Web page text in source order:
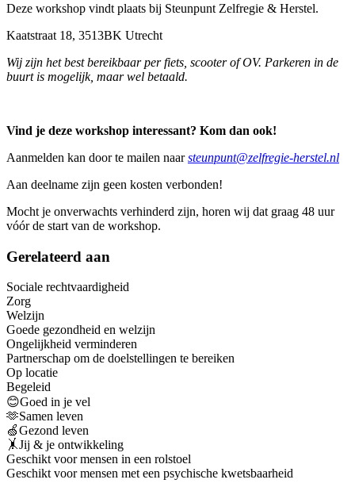
Deze workshop vindt plaats bij Steunpunt Zelfregie & Herstel.
Kaatstraat 18, 3513BK Utrecht
Wij zijn het best bereikbaar per fiets, scooter of OV. Parkeren in de
buurt is mogelijk, maar wel betaald.
Vind je deze workshop interessant? Kom dan ook!
Aanmelden kan door te mailen naarsteunpunt@zelfregie-herstel.nl
Aan deelname zijn geen kosten verbonden!
Mocht je onverwachts verhinderd zijn, horen wij dat graag 48 uur
vóór de start van de workshop.
Gerelateerd aan
Sociale rechtvaardigheid
Zorg
Welzijn
Goede gezondheid en welzijn
Ongelijkheid verminderen
Partnerschap om de doelstellingen te bereiken
Op locatie
Begeleid
😊Goed in je vel
🫶Samen leven
🍏Gezond leven
🤸Jij & je ontwikkeling
Geschikt voor mensen in een rolstoel
Geschikt voor mensen met een psychische kwetsbaarheid